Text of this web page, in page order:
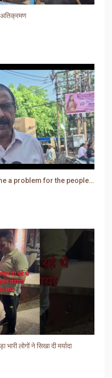
अतिक्रमण
The old sewer line has become a problem for the people. Sewer water is entering people's houses.
लोगों ने सिखा दी मर्यादा